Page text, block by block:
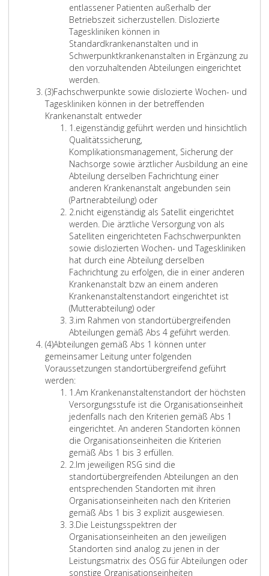
e
i
m
R
a
h
m
e
n
d
e
r
A
b
d
e
c
k
u
n
g
d
e
s
f
a
c
h
r
i
c
h
t
u
n
g
s
b
e
z
o
g
e
n
e
n
V
e
g
e
n
d
e
f
c
h
r
i
c
h
t
u
n
g
s
b
e
z
o
g
e
n
e
r
e
d
u
z
e
r
t
e
O
r
g
a
n
i
s
a
t
i
o
n
r
g
s
o
w
e
f
r
k
u
t
g
r
i
a
t
r
i
e
/
e
m
o
b
i
i
s
a
t
i
o
n
m
i
t
m
n
d
e
s
g
e
m
a
h
t
i
v
e
r
e
n
e
n
d
e
i
s
h
t
entlassener Patienten außerhalb der
Betriebszeit sicherzustellen. Dislozierte
Tageskliniken können in
Standardkrankenanstalten und in
Schwerpunktkrankenanstalten in Ergänzung zu
den vorzuhaltenden Abteilungen eingerichtet
werden.
(3)A
b
s
Fachschwerpunkte sowie dislozierte Wochen- und
Tageskliniken können in der betreffenden
Krankenanstalt entweder
1.Z
i
f
f
e
r
e
i
n
s
eigenständig geführt werden und hinsichtlich
Qualitätssicherung,
Komplikationsmanagement, Sicherung der
Nachsorge sowie ärztlicher Ausbildung an eine
Abteilung derselben Fachrichtung einer
anderen Krankenanstalt angebunden sein
(Partnerabteilung) oder
2.Z
i
f
f
e
r
2
nicht eigenständig als Satellit eingerichtet
werden. Die ärztliche Versorgung von als
Satelliten eingerichteten Fachschwerpunkten
sowie dislozierten Wochen- und Tageskliniken
hat durch eine Abteilung derselben
Fachrichtung zu erfolgen, die in einer anderen
Krankenanstalt bzw an einem anderen
Krankenanstaltenstandort eingerichtet ist
(Mutterabteilung) oder
3.Z
i
f
f
e
r
3
im Rahmen von standortübergreifenden
Abteilungen gemäß Abs 4 geführt werden.
m
e
n
v
t
n
ü
(4)A
b
s
a
Abteilungen gemäß Abs 1 können unter
gemeinsamer Leitung unter folgenden
Voraussetzungen standortübergreifend geführt
werden:A
b
t
e
i
l
u
n
g
e
n
g
e
m
ä
ß
A
1.Z
i
f
f
e
r
e
i
n
s
Am Krankenanstaltenstandort der höchsten
Versorgungsstufe ist die Organisationseinheit
jedenfalls nach den Kriterien gemäß Abs 1
eingerichtet. An anderen Standorten können
die Organisationseinheiten die Kriterien
gemäß Abs 1 bis 3 erfüllen.
m
K
r
a
n
k
e
n
a
n
2.Z
i
f
f
e
r
2
Im jeweiligen RSG sind die
standortübergreifenden Abteilungen an den
entsprechenden Standorten mit ihren
Organisationseinheiten nach den Kriterien
gemäß Abs 1 bis 3 explizit ausgewiesen.
j
w
3.Z
i
f
f
e
Die Leistungsspektren der
Organisationseinheiten an den jeweiligen
Standorten sind analog zu jenen in der
Leistungsmatrix des ÖSG für Abteilungen oder
sonstige Organisationseinheiten